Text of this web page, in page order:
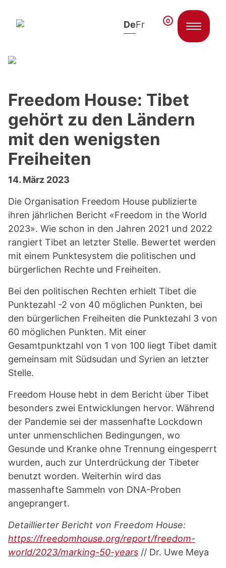
Zum Inhalt springen
DeFr 0
Freedom House: Tibet
gehört zu den Ländern
mit den wenigsten
Freiheiten
14. März 2023
Die Organisation Freedom House publizierte
ihren jährlichen Bericht «Freedom in the World
2023». Wie schon in den Jahren 2021 und 2022
rangiert Tibet an letzter Stelle. Bewertet werden
mit einem Punktesystem die politischen und
bürgerlichen Rechte und Freiheiten.
Bei den politischen Rechten erhielt Tibet die
Punktezahl -2 von 40 möglichen Punkten, bei
den bürgerlichen Freiheiten die Punktezahl 3 von
60 möglichen Punkten. Mit einer
Gesamtpunktzahl von 1 von 100 liegt Tibet damit
gemeinsam mit Südsudan und Syrien an letzter
Stelle.
Freedom House hebt in dem Bericht über Tibet
besonders zwei Entwicklungen hervor. Während
der Pandemie sei der massenhafte Lockdown
unter unmenschlichen Bedingungen, wo
Gesunde und Kranke ohne Trennung eingesperrt
wurden, auch zur Unterdrückung der Tibeter
benutzt worden. Weiterhin wird das
massenhafte Sammeln von DNA-Proben
angeprangert.
Detaillierter Bericht von Freedom House:
https://freedomhouse.org/report/freedom-
world/2023/marking-50-years // Dr. Uwe Meya